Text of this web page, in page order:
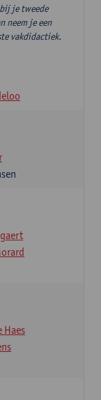
je tweede
neem je een
vakdidactiek.
Haes